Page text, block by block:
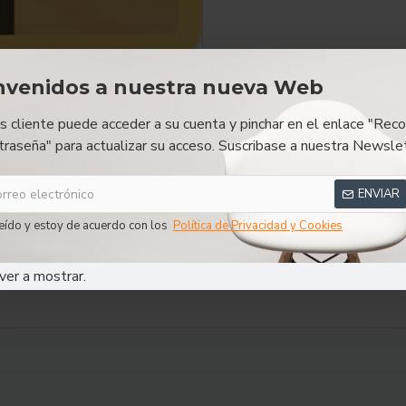
a nuestra nueva Web
cliente puede acceder a su cuenta y pinchar en el enlace
para actualizar su acceso. Suscribase a nuestra
ENVIAR
y estoy de acuerdo con los Política de Privacidad y Cookies
a mostrar.
RESEÑAS